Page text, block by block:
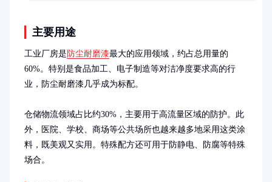
主要用途
工业厂房是 防尘耐磨漆最大的应用领域，约占总用量的
60%。特别是食品加工、电子制造等对洁净度要求高的行
业，防尘耐磨漆几乎成为标配。
仓储物流领域占比约30%，主要用于高流量区域的防护。此
外，医院、学校、商场等公共场所也越来越多地采用这类涂
料，既美观又实用。特殊配方还可用于防静电、防腐等特殊
场合。